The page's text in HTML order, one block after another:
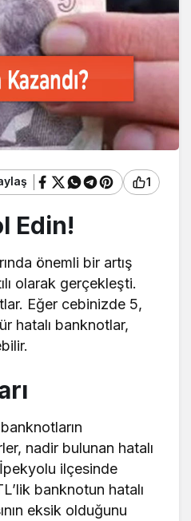
1
Edin!
önemli bir artış
olarak gerçekleşti.
Eğer cebinizde 5,
hatalı banknotlar,
nadir bulunan hatalı
ilçesinde
banknotun hatalı
eksik olduğunu